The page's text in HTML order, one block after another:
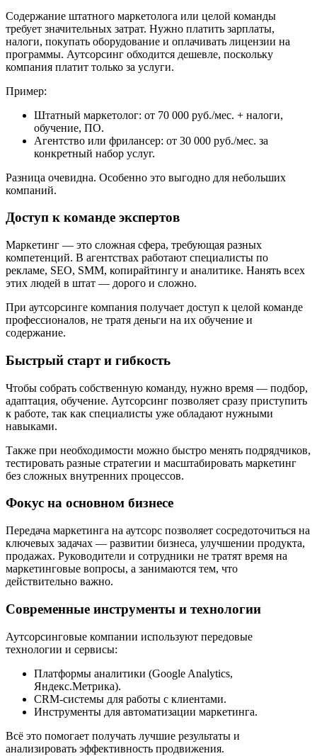
Содержание штатного маркетолога или целой команды
требует значительных затрат. Нужно платить зарплаты,
налоги, покупать оборудование и оплачивать лицензии на
программы. Аутсорсинг обходится дешевле, поскольку
компания платит только за услуги.
Пример:
Штатный маркетолог: от 70 000 руб./мес. + налоги,
обучение, ПО.
Агентство или фрилансер: от 30 000 руб./мес. за
конкретный набор услуг.
Разница очевидна. Особенно это выгодно для небольших
компаний.
Доступ к команде экспертов
Маркетинг — это сложная сфера, требующая разных
компетенций. В агентствах работают специалисты по
рекламе, SEO, SMM, копирайтингу и аналитике. Нанять всех
этих людей в штат — дорого и сложно.
При аутсорсинге компания получает доступ к целой команде
профессионалов, не тратя деньги на их обучение и
содержание.
Быстрый старт и гибкость
Чтобы собрать собственную команду, нужно время — подбор,
адаптация, обучение. Аутсорсинг позволяет сразу приступить
к работе, так как специалисты уже обладают нужными
навыками.
Также при необходимости можно быстро менять подрядчиков,
тестировать разные стратегии и масштабировать маркетинг
без сложных внутренних процессов.
Фокус на основном бизнесе
Передача маркетинга на аутсорс позволяет сосредоточиться на
ключевых задачах — развитии бизнеса, улучшении продукта,
продажах. Руководители и сотрудники не тратят время на
маркетинговые вопросы, а занимаются тем, что
действительно важно.
Современные инструменты и технологии
Аутсорсинговые компании используют передовые
технологии и сервисы:
Платформы аналитики (Google Analytics,
Яндекс.Метрика).
CRM-системы для работы с клиентами.
Инструменты для автоматизации маркетинга.
Всё это помогает получать лучшие результаты и
анализировать эффективность продвижения.